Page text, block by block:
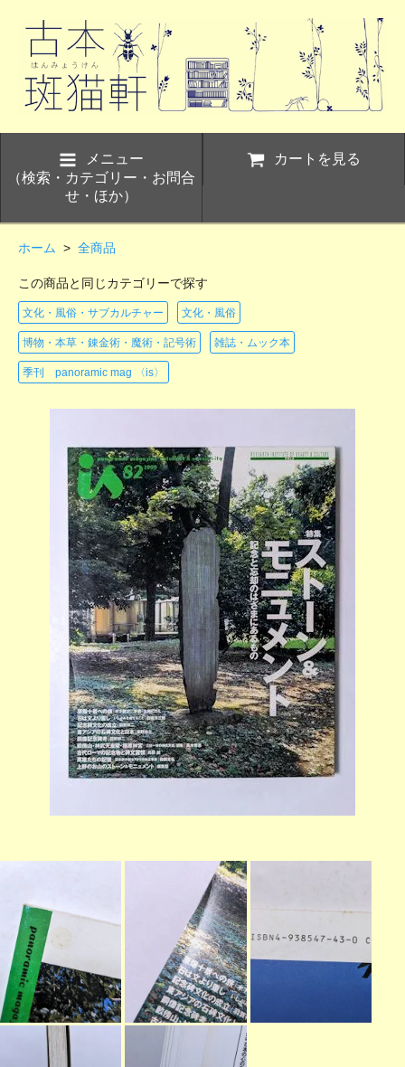
メニュー
（検索・カテゴリー・お問合
せ・ほか）
カートを見る
ホーム > 全商品
この商品と同じカテゴリーで探す
文化・風俗・サブカルチャー 文化・風俗
博物・本草・錬金術・魔術・記号術 雑誌・ムック本
季刊 panoramic mag 〈is〉